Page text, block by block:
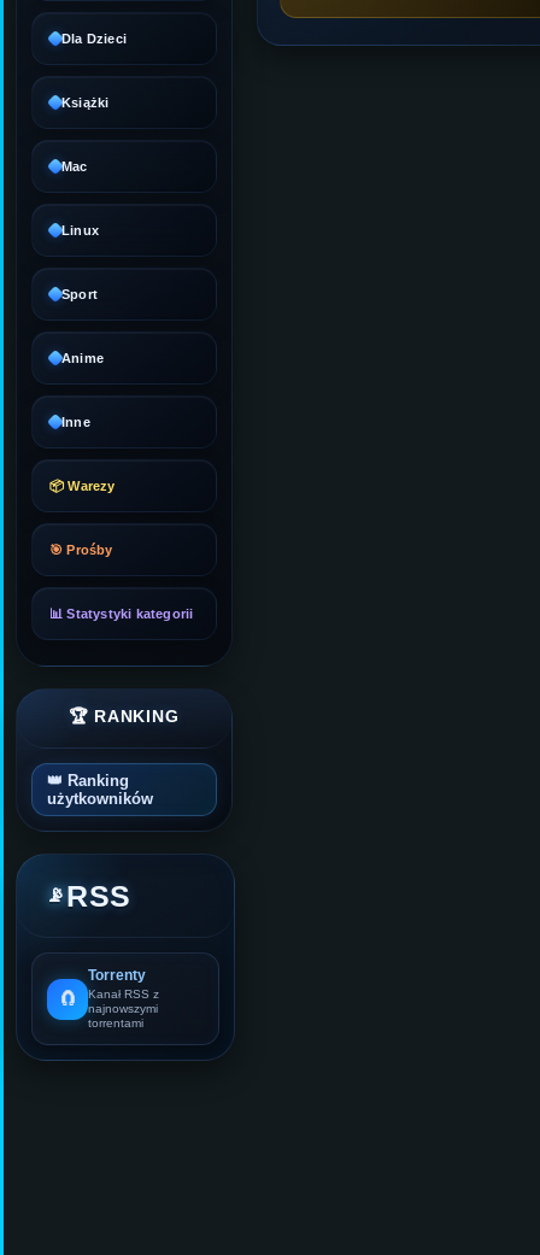
Dla Dzieci
Książki
Mac
Linux
Sport
Anime
Inne
📦 Warezy
🎯 Prośby
📊 Statystyki kategorii
🏆 RANKING
👑 Ranking
użytkowników
📡RSS
🧲
Torrenty
Kanał RSS z
najnowszymi
torrentami